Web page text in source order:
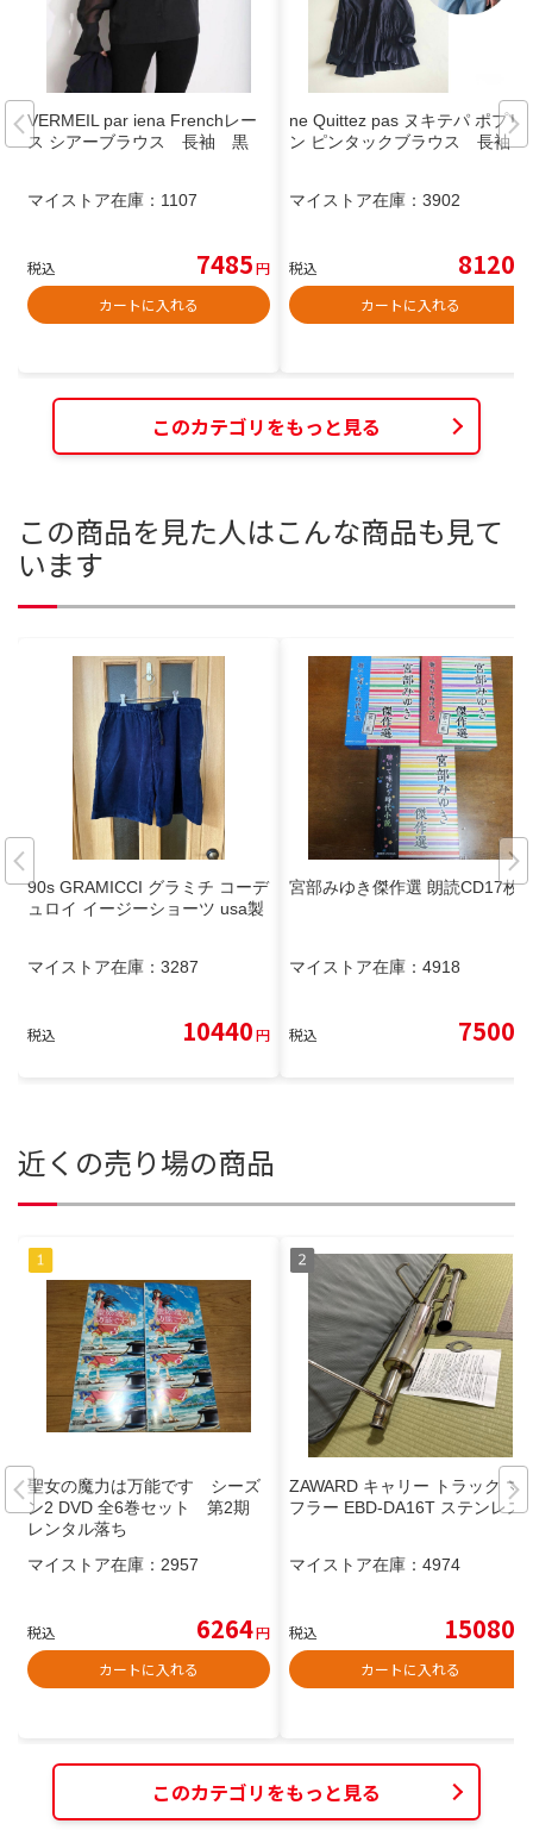
VERMEIL par iena Frenchレー
ス シアーブラウス 長袖 黒
マイストア在庫： 1107
税込 7485円
カートに入れる
ne Quittez pas ヌキテパ ポプリ
ン ピンタックブラウス 長袖
マイストア在庫： 3902
税込 8120
カートに入れる
このカテゴリをもっと見る
この商品を見た人はこんな商品も見て
います
90s GRAMICCI グラミチ コーデ
ュロイ イージーショーツ usa製
マイストア在庫： 3287
税込 10440円
宮部みゆき傑作選 朗読CD17枚
マイストア在庫： 4918
税込 7500
近くの売り場の商品
聖女の魔力は万能です シーズ
ン2 DVD 全6巻セット 第2期
レンタル落ち
マイストア在庫： 2957
税込 6264円
カートに入れる
ZAWARD キャリー トラック マ
フラー EBD-DA16T ステンレス
マイストア在庫： 4974
税込 15080
カートに入れる
このカテゴリをもっと見る